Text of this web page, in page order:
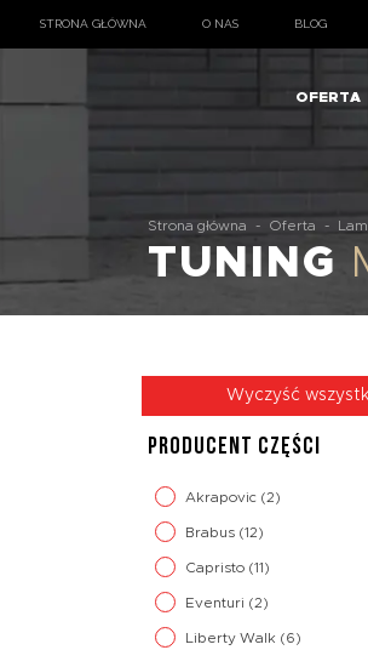
STRONA GŁÓWNA O NAS BLOG
OFERTA
Strona główna - Oferta -
TUNING
Wyczyść
PRODUCENT CZĘŚCI
Akrapovic (2)
Brabus (12)
Capristo (11)
Eventuri (2)
Liberty Walk (6)